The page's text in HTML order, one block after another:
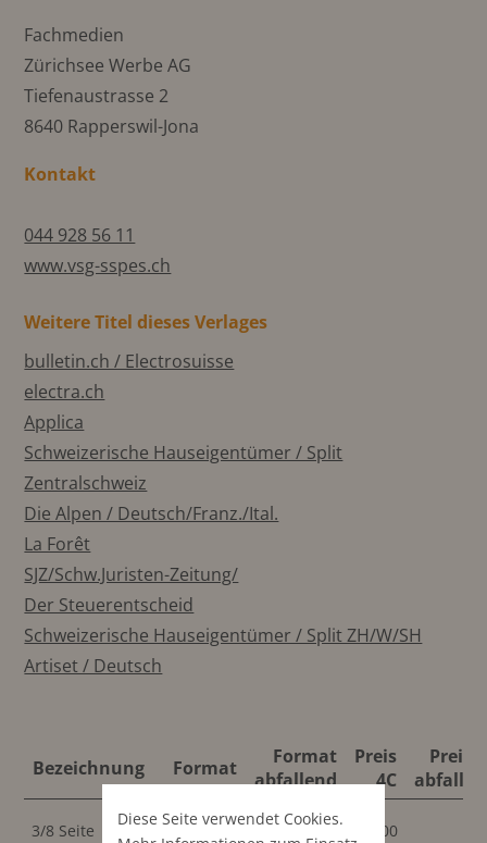
Fachmedien
Zürichsee Werbe AG
Tiefenaustrasse 2
8640 Rapperswil-Jona
Kontakt
044 928 56 11
www.vsg-sspes.ch
Weitere Titel dieses Verlages
bulletin.ch / Electrosuisse
electra.ch
Applica
Schweizerische Hauseigentümer / Split
Zentralschweiz
Die Alpen / Deutsch/Franz./Ital.
La Forêt
SJZ/Schw.Juristen-Zeitung/
Der Steuerentscheid
Schweizerische Hauseigentümer / Split ZH/W/SH
Artiset / Deutsch
Bezeichnung Format
Format
abfallend
Preis
4C
Preis
3/8 Seite
87.5x195.2
600
Diese Seite verwendet Cookies.